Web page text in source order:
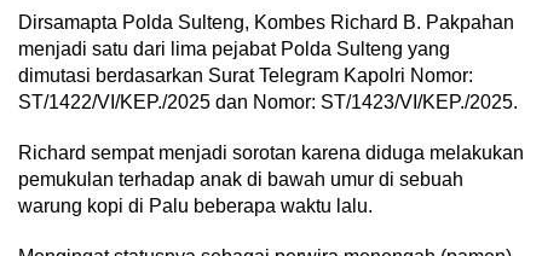
Dirsamapta Polda Sulteng, Kombes Richard B. Pakpahan
menjadi satu dari lima pejabat Polda Sulteng yang
dimutasi berdasarkan Surat Telegram Kapolri Nomor:
ST/1422/VI/KEP./2025 dan Nomor: ST/1423/VI/KEP./2025.
Richard sempat menjadi sorotan karena diduga melakukan
pemukulan terhadap anak di bawah umur di sebuah
warung kopi di Palu beberapa waktu lalu.